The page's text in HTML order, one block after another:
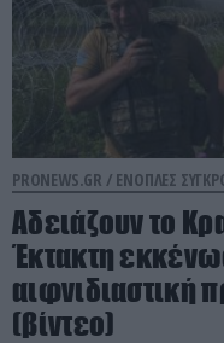
PRONEWS.GR / ΕΝΟΠΛΕΣ
Αδειάζουν το
Έκτακτη
(βίντεο)